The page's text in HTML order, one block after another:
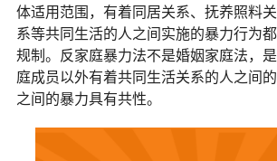
体适用范围，有着同居关系、抚养照料
系等共同生活的人之间实施的暴力行为
规制。反家庭暴力法不是婚姻家庭法，
庭成员以外有着共同生活关系的人之间
之间的暴力具有共性。